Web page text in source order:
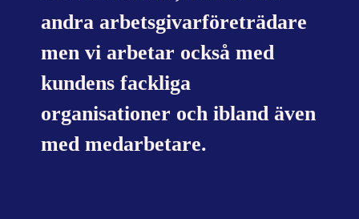
andra arbetsgivarföreträdare
men vi arbetar också med
kundens fackliga
organisationer och ibland även
med medarbetare.